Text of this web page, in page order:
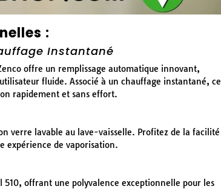
:
Instantané
offre un remplissage automatique innovant,
fluide. Associé à un chauffage instantané, ce
rapidement et sans effort.
verre lavable au lave-vaisselle. Profitez de la facilité
expérience de vaporisation.
510, offrant une polyvalence exceptionnelle pour les